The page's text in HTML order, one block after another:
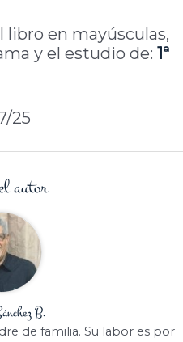
libro en mayúsculas,
y el estudio de: 1ª
25
autor
B.
de familia. Su labor es por